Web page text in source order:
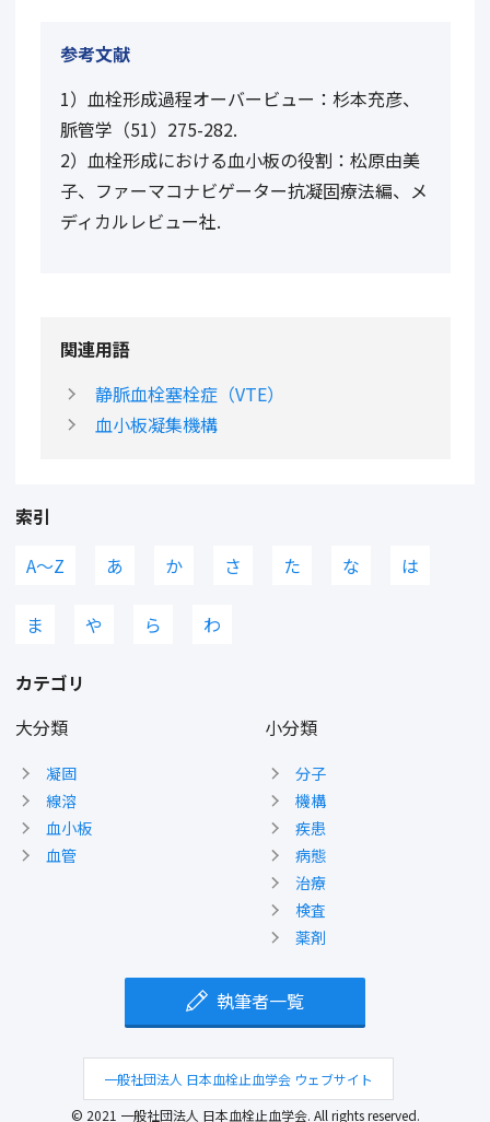
参考文献
1）血栓形成過程オーバービュー：杉本充彦、
脈管学（51）275-282.
2）血栓形成における血小板の役割：松原由美
子、ファーマコナビゲーター抗凝固療法編、メ
ディカルレビュー社.
関連用語
静脈血栓塞栓症（VTE）
血小板凝集機構
索引
A〜Z
あ か さ た な は
ま や ら わ
カテゴリ
大分類
凝固
線溶
血小板
血管
小分類
分子
機構
疾患
病態
治療
検査
薬剤
執筆者一覧
一般社団法人 日本血栓止血学会 ウェブサイト
© 2021 一般社団法人 日本血栓止血学会. All rights reserved.